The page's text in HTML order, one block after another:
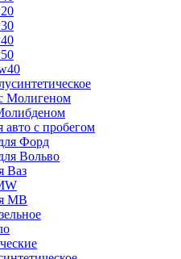
Молигеном
с пробегом
Форд
Вольво
Ваз
MB